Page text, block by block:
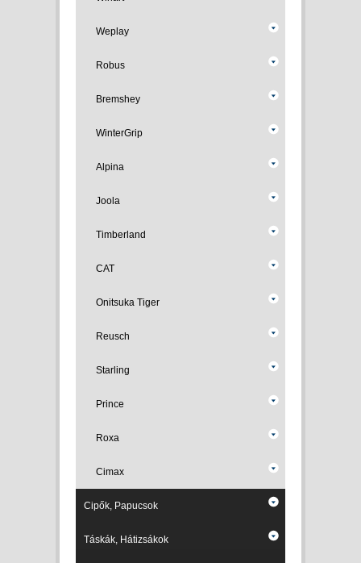
Weplay
Robus
Bremshey
WinterGrip
Alpina
Joola
Timberland
CAT
Onitsuka Tiger
Reusch
Starling
Prince
Roxa
Cimax
Cipők, Papucsok
Táskák, Hátizsákok